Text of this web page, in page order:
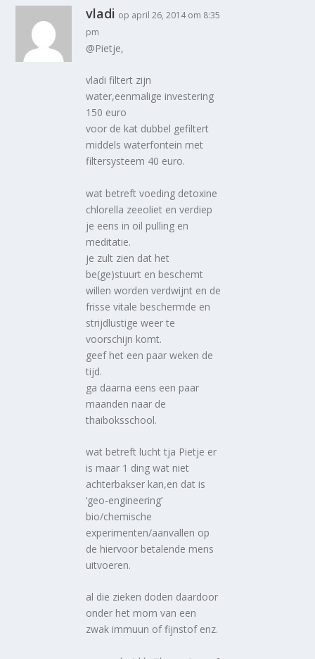
vladi op april 26, 2014 om 8:35
pm
@Pietje,
vladi filtert zijn
water,eenmalige investering
150 euro
voor de kat dubbel gefiltert
middels waterfontein met
filtersysteem 40 euro.
wat betreft voeding detoxine
chlorella zeeoliet en verdiep
je eens in oil pulling en
meditatie.
je zult zien dat het
be(ge)stuurt en beschemt
willen worden verdwijnt en de
frisse vitale beschermde en
strijdlustige weer te
voorschijn komt.
geef het een paar weken de
tijd.
ga daarna eens een paar
maanden naar de
thaiboksschool.
wat betreft lucht tja Pietje er
is maar 1 ding wat niet
achterbakser kan,en dat is
‘geo-engineering’
bio/chemische
experimenten/aanvallen op
de hiervoor betalende mens
uitvoeren.
al die zieken doden daardoor
onder het mom van een
zwak immuun of fijnstof enz.